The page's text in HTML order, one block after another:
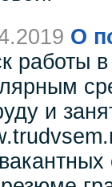
О
работы
и